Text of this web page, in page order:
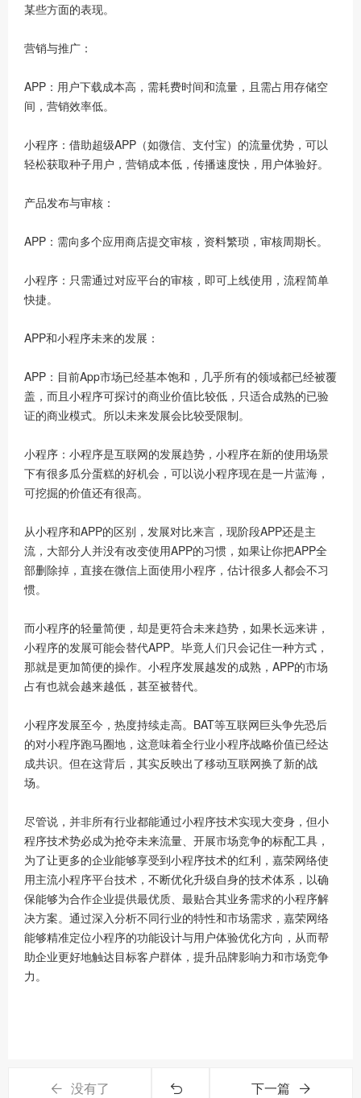
某些方面的表现。
营销与推广：
APP：用户下载成本高，需耗费时间和流量，且需占用存储空
间，营销效率低。
小程序：借助超级APP（如微信、支付宝）的流量优势，可以
轻松获取种子用户，营销成本低，传播速度快，用户体验好。
产品发布与审核：
APP：需向多个应用商店提交审核，资料繁琐，审核周期长。
小程序：只需通过对应平台的审核，即可上线使用，流程简单
快捷。
APP和小程序未来的发展：
APP：目前App市场已经基本饱和，几乎所有的领域都已经被覆
盖，而且小程序可探讨的商业价值比较低，只适合成熟的已验
证的商业模式。所以未来发展会比较受限制。
小程序：小程序是互联网的发展趋势，小程序在新的使用场景
下有很多瓜分蛋糕的好机会，可以说小程序现在是一片蓝海，
可挖掘的价值还有很高。
从小程序和APP的区别，发展对比来言，现阶段APP还是主
流，大部分人并没有改变使用APP的习惯，如果让你把APP全
部删除掉，直接在微信上面使用小程序，估计很多人都会不习
惯。
而小程序的轻量简便，却是更符合未来趋势，如果长远来讲，
小程序的发展可能会替代APP。毕竟人们只会记住一种方式，
那就是更加简便的操作。小程序发展越发的成熟，APP的市场
占有也就会越来越低，甚至被替代。
小程序发展至今，热度持续走高。BAT等互联网巨头争先恐后
的对小程序跑马圈地，这意味着全行业小程序战略价值已经达
成共识。但在这背后，其实反映出了移动互联网换了新的战
场。
尽管说，并非所有行业都能通过小程序技术实现大变身，但小
程序技术势必成为抢夺未来流量、开展市场竞争的标配工具，
为了让更多的企业能够享受到小程序技术的红利，嘉荣网络使
用主流小程序平台技术，不断优化升级自身的技术体系，以确
保能够为合作企业提供最优质、最贴合其业务需求的小程序解
决方案。通过深入分析不同行业的特性和市场需求，嘉荣网络
能够精准定位小程序的功能设计与用户体验优化方向，从而帮
助企业更好地触达目标客户群体，提升品牌影响力和市场竞争
力。
没有了 下一篇